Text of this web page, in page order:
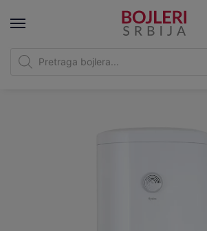
Bojleri Srbija|Metalac bojleri